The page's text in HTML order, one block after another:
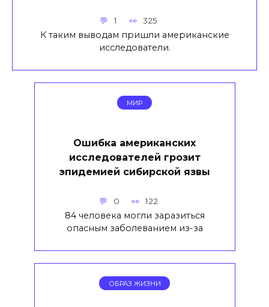
1 325
К таким выводам пришли американские
исследователи.
МИР
Ошибка американских
исследователей грозит
эпидемией сибирской язвы
0 122
84 человека могли заразиться
опасным заболеванием из-за
ОБРАЗ ЖИЗНИ